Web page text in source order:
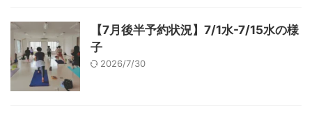
【7月後半予約状況】7/1水-7/15水の様
子
2026/7/30